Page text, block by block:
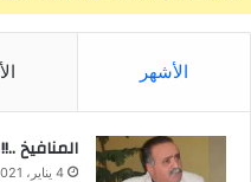
الأشهر
المنافيخ ..!!
4 يناير، 2021